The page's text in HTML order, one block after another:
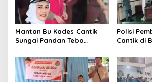
Mantan Bu Kades Cantik
Sungai Pandan Tebo
Milyar
Polisi
Cantik di